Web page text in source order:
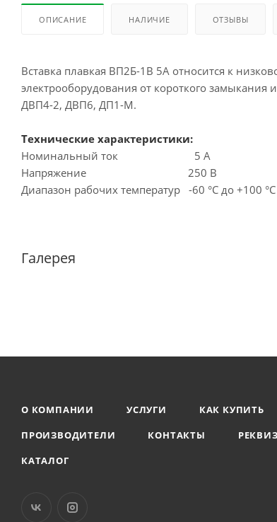
ОПИСАНИЕ НАЛИЧИЕ ОТЗЫВЫ
Вставка плавкая ВП2Б-1В 5А относится к
электрооборудования от короткого замыкания
ДВП4-2, ДВП6, ДП1-М.
Технические характеристики:
Номинальный ток 5 А
Напряжение 250 В
Диапазон рабочих температур -60 °С до +100 °С
Галерея
О КОМПАНИИ УСЛУГИ
КАК КУПИТЬ
ПРОИЗВОДИТЕЛИ
КОНТАКТЫ
КАТАЛОГ